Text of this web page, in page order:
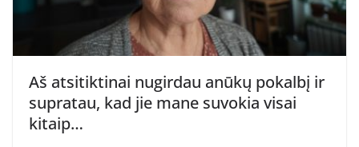
Aš atsitiktinai nugirdau anūkų pokalbį ir
supratau, kad jie mane suvokia visai
kitaip…